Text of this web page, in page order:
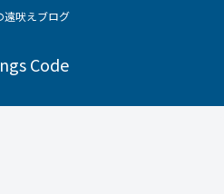
遠吠えブログ
Code